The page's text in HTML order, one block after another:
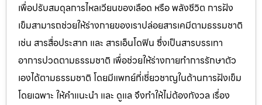
เพื่อปรับสมดุลการไหลเวียนของเลือด หรือ พลังชีวิต การฝัง
เข็มสามารถช่วยให้ร่างกายของเราปล่อยสารเคมีตามธรรมชาติ
เช่น สารสื่อประสาท และ สารเอ็นโดฟิน ซึ่งเป็นสารบรรเทา
อาการปวดตามธรรมชาติ เพื่อช่วยให้ร่างกายทำการรักษาตัว
เองได้ตามธรรมชาติ โดยมีแพทย์ที่เชี่ยวชาญในด้านการฝังเข็ม
โดยเฉพาะ ให้คำแนะนำ และ ดูแล จึงทำให้ไม่ต้องกังวล เรื่อง